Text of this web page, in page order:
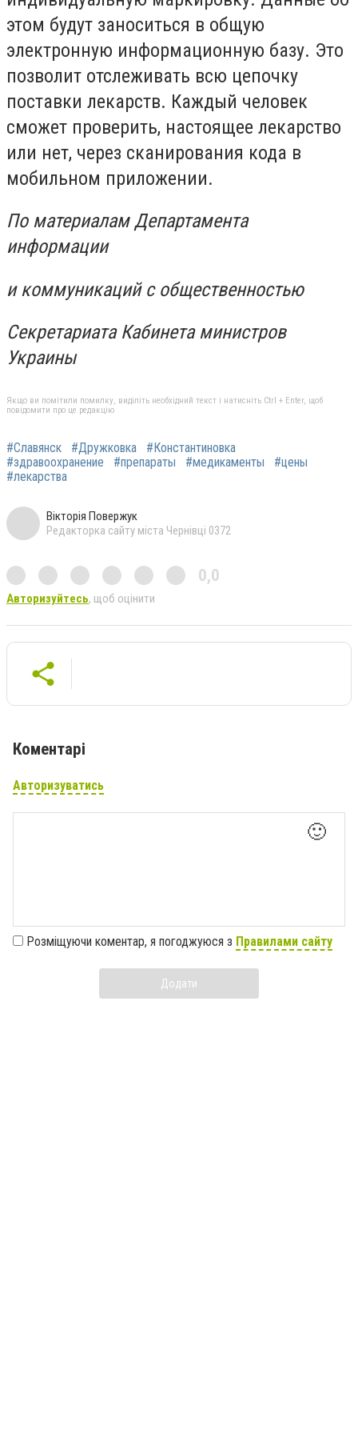
этом будут заноситься в общую
электронную информационную базу. Это
позволит отслеживать всю цепочку
поставки лекарств. Каждый человек
сможет проверить, настоящее лекарство
или нет, через сканирования кода в
мобильном приложении.
По материалам Департамента
информации
и коммуникаций с общественностью
Секретариата Кабинета министров
Украины
Якщо ви помітили помилку, виділіть необхідний текст і натисніть Ctrl + Enter, щоб
повідомити про це редакцію
#Славянск #Дружковка
#Константиновка
#здравоохранение
#препараты #медикаменты
#цены
#лекарства
Вікторія Повержук
Редакторка сайту міста Чернівці 0372
0,0
Авторизуйтесь, щоб оцінити
Коментарі
Авторизуватись
🙂
Розміщуючи коментар, я погоджуюся з Правилами сайту
Додати